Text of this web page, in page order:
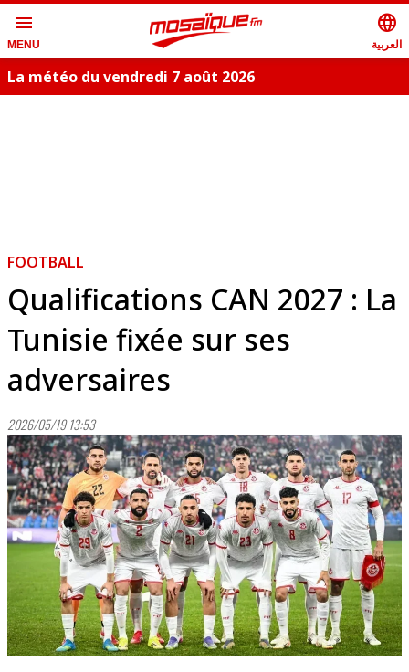
menu
MENU
language
العربية
La météo du vendredi 7 août 2026
FOOTBALL
Qualifications CAN 2027 : La
Tunisie fixée sur ses
adversaires
2026/05/19 13:53